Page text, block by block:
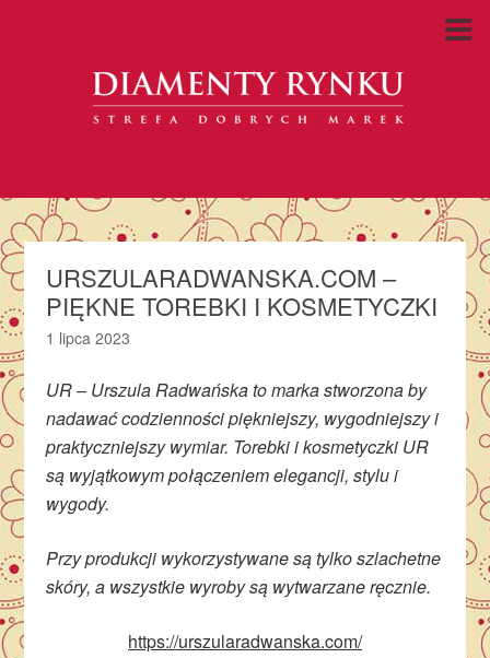
URSZULARADWANSKA.COM –
PIĘKNE TOREBKI I KOSMETYCZKI
1 lipca 2023
UR – Urszula Radwańska to marka stworzona by
nadawać codzienności piękniejszy, wygodniejszy i
praktyczniejszy wymiar. Torebki i kosmetyczki UR
są wyjątkowym połączeniem elegancji, stylu i
wygody.
Przy produkcji wykorzystywane są tylko szlachetne
skóry, a wszystkie wyroby są wytwarzane ręcznie.
https://urszularadwanska.com/